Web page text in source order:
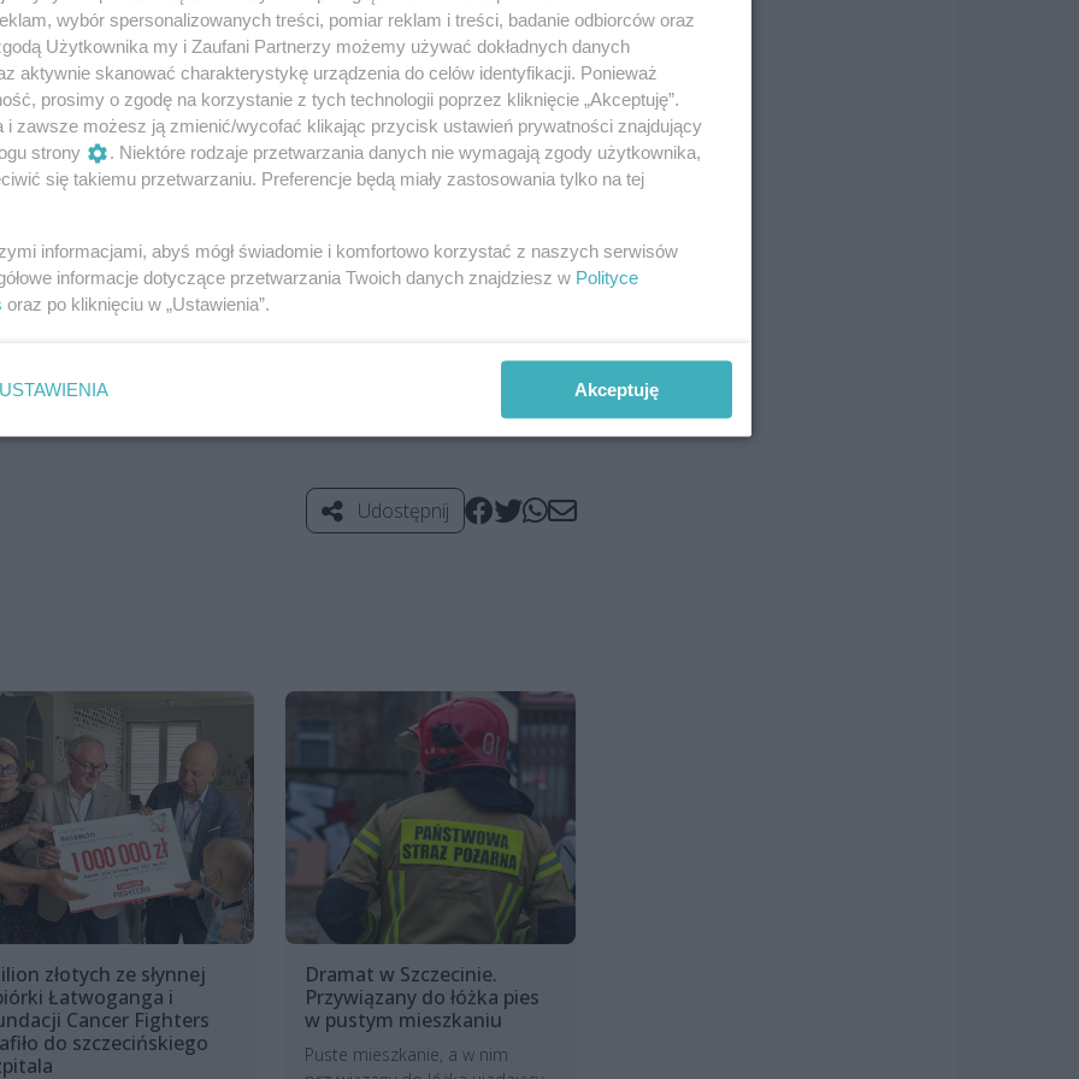
szybkie dania na polskich ulicach systematycznie
do Szczecina, dlatego też food trucki ponownie
Wasyłenko, dyrektor Atrium Molo. – Festiwale food
okazją do skosztowania nieznanych dotąd potraw,
inspiracją do eksperymentowania we własnej kuchni
klasycznych dań – dodaje.
się w dniach 20-22 września, w godzinach 10:00-
się na stronie:
Udostępnij
złotych ze słynnej
Łatwoganga i
Cancer Fighters
do szczecińskiego
Dramat w Szczecinie.
Przywiązany do łóżka pies
w pustym mieszkaniu
Puste mieszkanie, a w nim
wybór spersonalizowanych treści, pomiar reklam i treści, badanie odbiorców oraz
Użytkownika my i Zaufani Partnerzy możemy używać dokładnych danych
aktywnie skanować charakterystykę urządzenia do celów identyfikacji. Ponieważ
prosimy o zgodę na korzystanie z tych technologii poprzez kliknięcie „Akceptuję”.
i zawsze możesz ją zmienić/wycofać klikając przycisk ustawień prywatności znajdujący
strony
. Niektóre rodzaje przetwarzania danych nie wymagają zgody użytkownika,
się takiemu przetwarzaniu. Preferencje będą miały zastosowania tylko na tej
informacjami, abyś mógł świadomie i komfortowo korzystać z naszych serwisów
informacje dotyczące przetwarzania Twoich danych znajdziesz w Polityce
oraz po kliknięciu w „Ustawienia”.
USTAWIENIA Akceptuję